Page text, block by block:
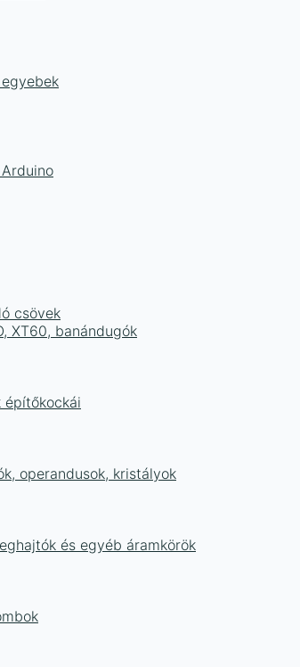
Arduino
csövek
XT60, banándugók
építőkockái
operandusok, kristályok
és egyéb áramkörök